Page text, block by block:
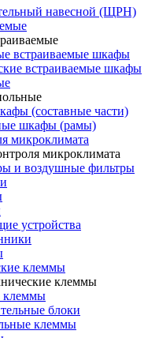
навесной (ЩРН)
встраиваемые шкафы
встраиваемые шкафы
(составные части)
шкафы (рамы)
микроклимата
микроклимата
и воздушные фильтры
устройства
клеммы
клеммы
клеммы
блоки
клеммы